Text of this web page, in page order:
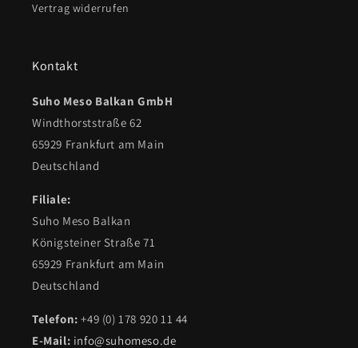
Vertrag widerrufen
Kontakt
Suho Meso Balkan GmbH
Windthorststraße 62
65929 Frankfurt am Main
Deutschland
Filiale:
Suho Meso Balkan
Königsteiner Straße 71
65929 Frankfurt am Main
Deutschland
Telefon: +49 (0) 178 920 11 44
E-Mail: info@suhomeso.de